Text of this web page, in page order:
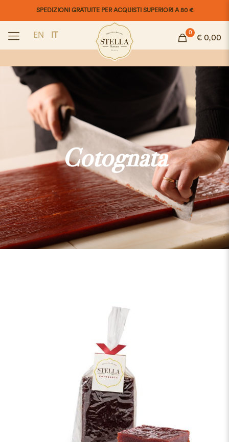
SPEDIZIONI GRATUITE PER ACQUISTI SUPERIORI A 80 €
EN IT 0
€ 0,00
Cotognata